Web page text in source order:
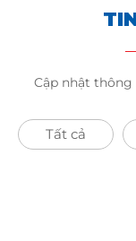
Cập nhật
Tất cả